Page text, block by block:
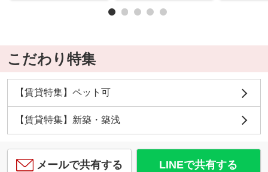
こだわり特集
【賃貸特集】ペット可
【賃貸特集】新築・築浅
メールで共有する LINEで共有する